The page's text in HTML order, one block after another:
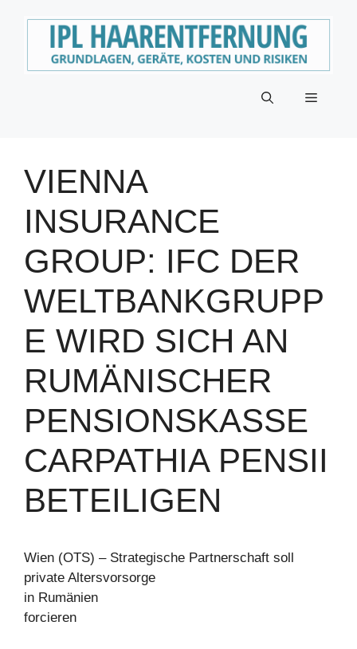
Menü
VIENNA
INSURANCE
GROUP: IFC DER
WELTBANKGRUPP
E WIRD SICH AN
RUMÄNISCHER
PENSIONSKASSE
CARPATHIA PENSII
BETEILIGEN
Wien (OTS) – Strategische Partnerschaft soll
private Altersvorsorge
in Rumänien
forcieren